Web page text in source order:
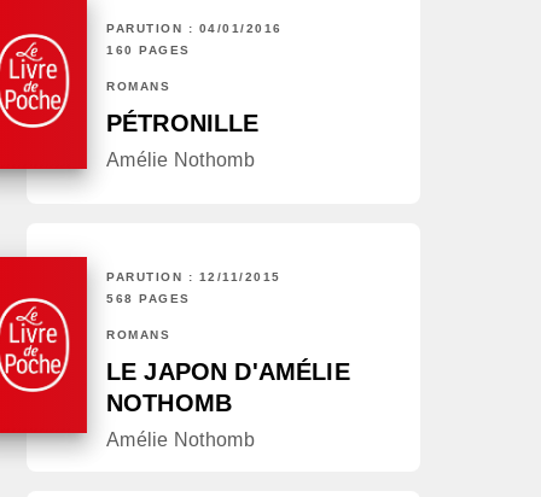
PARUTION : 04/01/2016
160 PAGES
ROMANS
PÉTRONILLE
Amélie Nothomb
PARUTION : 12/11/2015
568 PAGES
ROMANS
LE JAPON D'AMÉLIE
NOTHOMB
Amélie Nothomb